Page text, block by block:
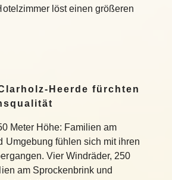
löst einen größeren
Heerde fürchten
Meter Höhe: Familien am
Umgebung fühlen sich mit ihren
Vier Windräder, 250
am Sprockenbrink und